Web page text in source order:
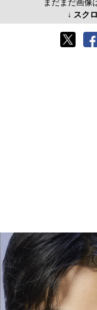
まだまだ画像
↓ スク